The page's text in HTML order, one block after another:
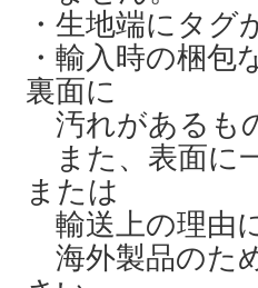
・生地端にタ
・輸入時の梱
裏面に
汚れがあるも
また、表面に
または
輸送上の理由
海外製品のた